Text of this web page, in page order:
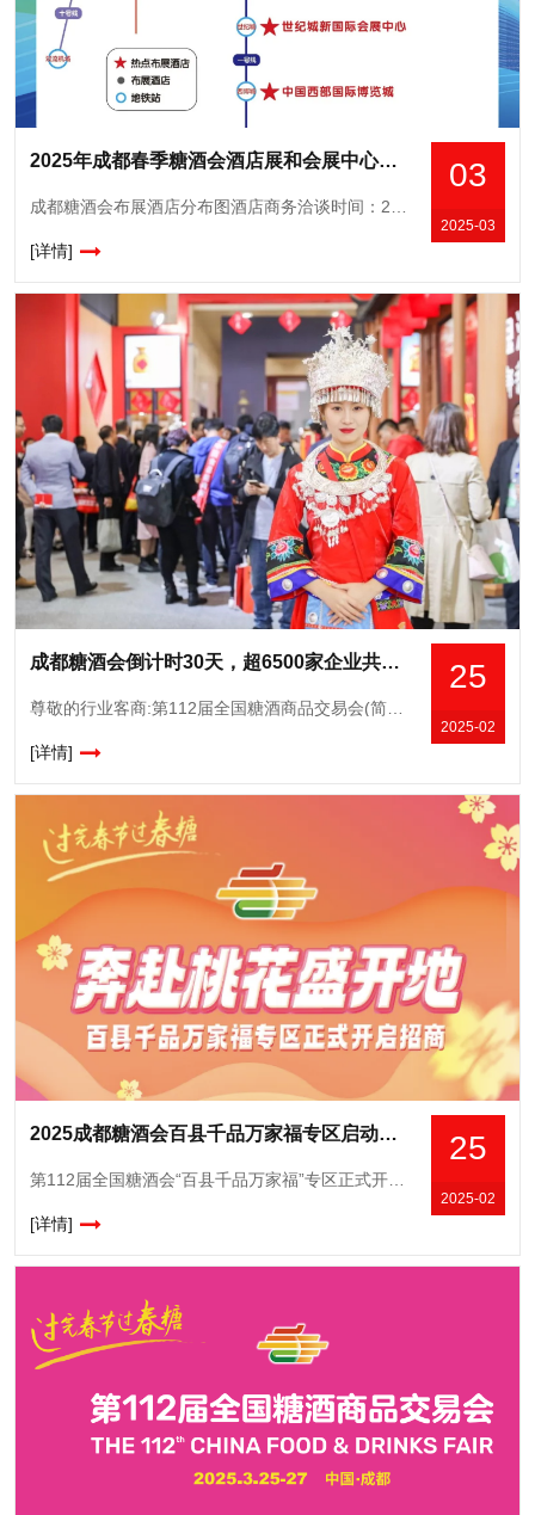
03
2025-03
2025年成都春季糖酒会酒店展和会展中心逛展攻略【欢迎收藏、转发】
[详情]
25
2025-02
成都糖酒会倒计时30天，超6500家企业共筑行业盛典
[详情]
25
2025-02
2025成都糖酒会百县千品万家福专区启动，地方特色食品加速全国布局
[详情]